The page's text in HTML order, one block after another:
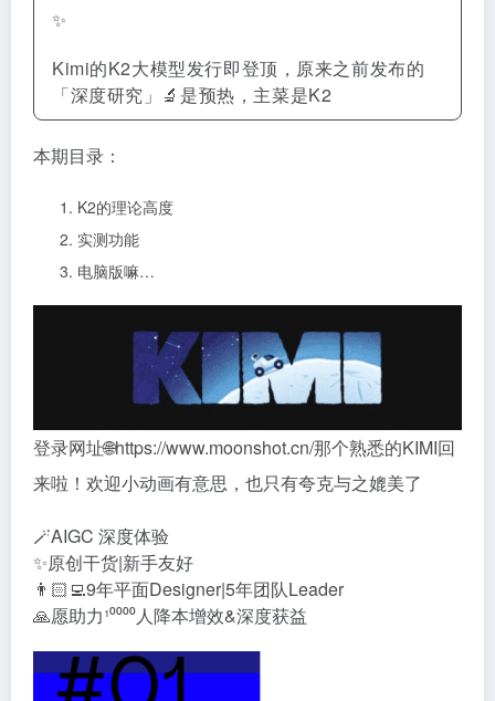
✨
Kimi的K2大模型发行即登顶，原来之前发布的
「深度研究」🔬是预热，主菜是K2
本期目录：
K2的理论高度
实测功能
电脑版嘛…
登录网址🌐https://www.moonshot.cn/那个熟悉的KIMI回
来啦！欢迎小动画有意思，也只有夸克与之媲美了
🪄AIGC 深度体验
✨原创干货|新手友好
👨🏻‍💻9年平面Designer|5年团队Leader
🙏愿助力¹⁰⁰⁰⁰人降本增效&深度获益